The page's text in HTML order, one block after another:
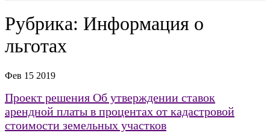
Рубрика: Информация о
льготах
Фев 15 2019
Проект решения Об утверждении ставок
арендной платы в процентах от кадастровой
стоимости земельных участков